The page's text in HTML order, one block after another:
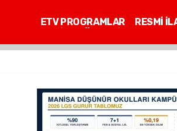
ETV PROGRAMLAR RESMİ